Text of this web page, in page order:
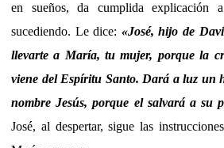
en sueños, da cumplida explicación
sucediendo. Le dice: «José, hijo de
llevarte a María, tu mujer, porque la
viene del Espíritu Santo. Dará a luz un
nombre Jesús, porque el salvará a su
José, al despertar, sigue las